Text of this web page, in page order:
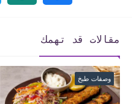
مقالات قد تهمك
وصفات طبخ